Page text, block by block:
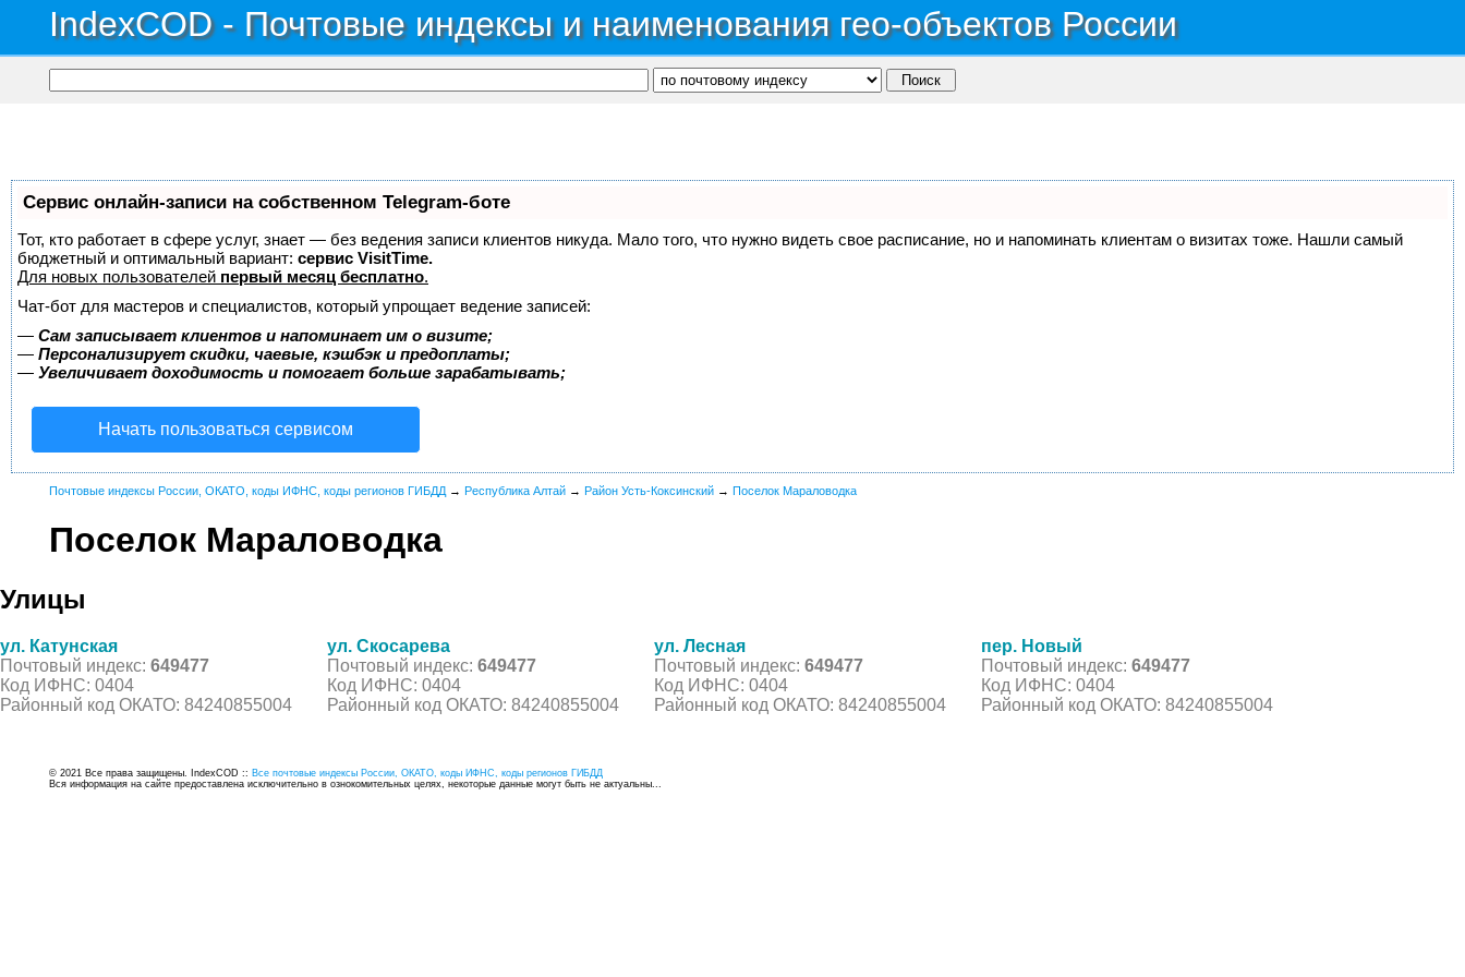
IndexCOD - Почтовые индексы и наименования гео-объектов России
Сервис онлайн-записи на собственном Telegram-боте
Тот, кто работает в сфере услуг, знает — без ведения записи клиентов никуда. Мало того, что нужно видеть свое расписание, но и напоминать клиентам о визитах тоже. Нашли самый
бюджетный и оптимальный вариант: сервис VisitTime.
Для новых пользователей первый месяц бесплатно.
Чат-бот для мастеров и специалистов, который упрощает ведение записей:
— Сам записывает клиентов и напоминает им о визите;
— Персонализирует скидки, чаевые, кэшбэк и предоплаты;
— Увеличивает доходимость и помогает больше зарабатывать;
Начать пользоваться сервисом
Почтовые индексы России, ОКАТО, коды ИФНС, коды регионов ГИБДД → Республика Алтай → Район Усть-Коксинский → Поселок Мараловодка
Поселок Мараловодка
Улицы
ул. Катунская
Почтовый индекс: 649477
Код ИФНС: 0404
Районный код ОКАТО: 84240855004
ул. Скосарева
Почтовый индекс: 649477
Код ИФНС: 0404
Районный код ОКАТО: 84240855004
ул. Лесная
Почтовый индекс: 649477
Код ИФНС: 0404
Районный код ОКАТО: 84240855004
пер. Новый
Почтовый индекс: 649477
Код ИФНС: 0404
Районный код ОКАТО: 84240855004
© 2021 Все права защищены. IndexCOD :: Все почтовые индексы России, ОКАТО, коды ИФНС, коды регионов ГИБДД
Вся информация на сайте предоставлена исключительно в ознокомительных целях, некоторые данные могут быть не актуальны...